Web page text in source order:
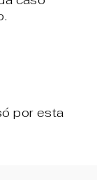
por esta